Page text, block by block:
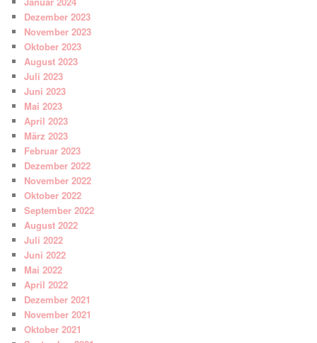
Dezember 2023
November 2023
Oktober 2023
August 2023
Juli 2023
Juni 2023
Mai 2023
April 2023
März 2023
Februar 2023
Dezember 2022
November 2022
Oktober 2022
September 2022
August 2022
Juli 2022
Juni 2022
Mai 2022
April 2022
Dezember 2021
November 2021
Oktober 2021